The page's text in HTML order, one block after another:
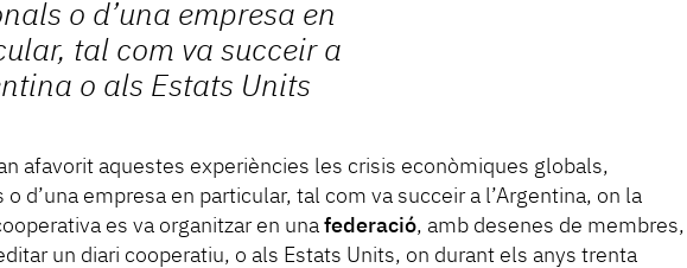
o d’una empresa en
tal com va succeir a
o als Estats Units
afavorit aquestes experiències les crisis econòmiques globals,
o d’una empresa en particular, tal com va succeir a l’Argentina, on la
es va organitzar en una federació, amb desenes de membres,
un diari cooperatiu, o als Estats Units, on durant els anys trenta